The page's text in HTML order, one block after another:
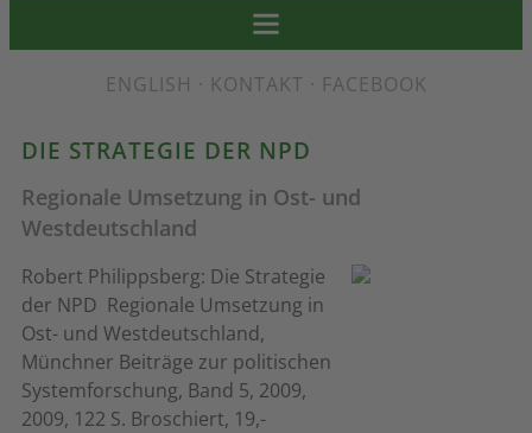
ENGLISH · KONTAKT · FACEBOOK
DIE STRATEGIE DER NPD
Regionale Umsetzung in Ost- und
Westdeutschland
Robert Philippsberg: Die Strategie
der NPD  Regionale Umsetzung in
Ost- und Westdeutschland,
Münchner Beiträge zur politischen
Systemforschung, Band 5, 2009,
2009, 122 S. Broschiert, 19,- 